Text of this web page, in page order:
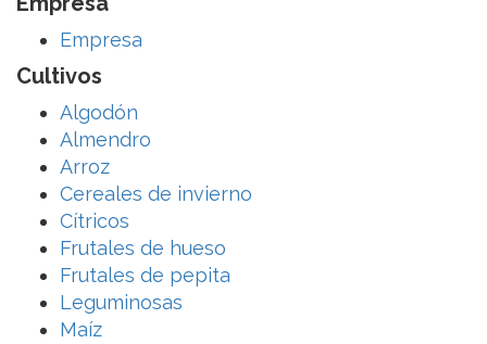
Empresa
Cultivos
Algodón
Almendro
Arroz
Cereales de invierno
Cítricos
Frutales de hueso
Frutales de pepita
Leguminosas
Maíz